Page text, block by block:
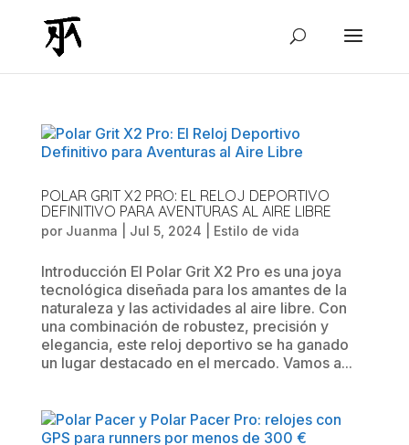
POLAR GRIT X2 PRO: EL RELOJ DEPORTIVO
DEFINITIVO PARA AVENTURAS AL AIRE LIBRE
por Juanma Jul 5, 2024 Estilo de vida
Introducción El Polar Grit X2 Pro es una joya
tecnológica diseñada para los amantes de la
naturaleza y las actividades al aire libre. Con
una combinación de robustez, precisión y
elegancia, este reloj deportivo se ha ganado
un lugar destacado en el mercado. Vamos a...